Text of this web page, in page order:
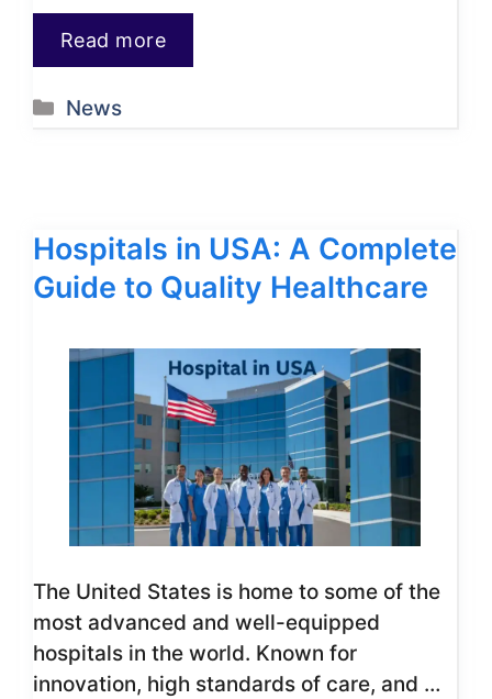
Read more
Categories
News
Hospitals in USA: A Complete
Guide to Quality Healthcare
The United States is home to some of the
most advanced and well-equipped
hospitals in the world. Known for
innovation, high standards of care, and …